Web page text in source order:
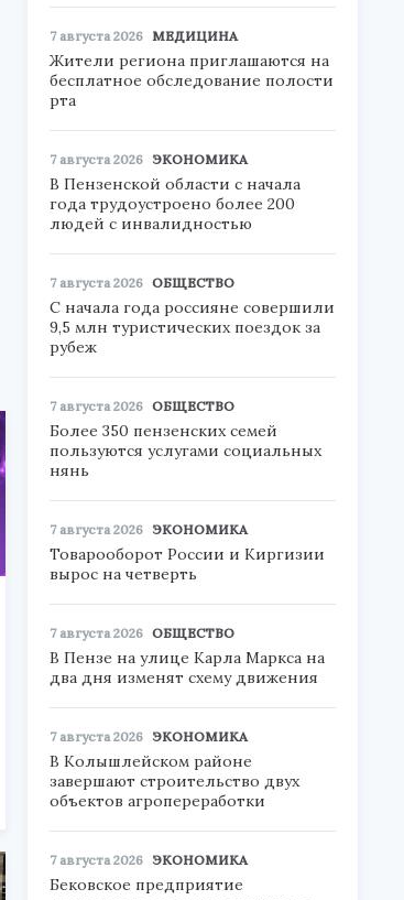
7 августа 2026 МЕДИЦИНА
Жители региона приглашаются на
бесплатное обследование полости
рта
7 августа 2026 ЭКОНОМИКА
В Пензенской области с начала
года трудоустроено более 200
людей с инвалидностью
7 августа 2026 ОБЩЕСТВО
С начала года россияне совершили
9,5 млн туристических поездок за
рубеж
7 августа 2026 ОБЩЕСТВО
Более 350 пензенских семей
пользуются услугами социальных
нянь
7 августа 2026 ЭКОНОМИКА
Товарооборот России и Киргизии
вырос на четверть
7 августа 2026 ОБЩЕСТВО
В Пензе на улице Карла Маркса на
два дня изменят схему движения
7 августа 2026 ЭКОНОМИКА
В Колышлейском районе
завершают строительство двух
объектов агропереработки
7 августа 2026 ЭКОНОМИКА
Бековское предприятие